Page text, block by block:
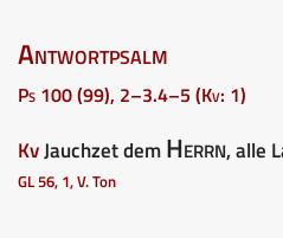
Antwortpsalm
Ps 100 (99), 2–3.4–5 (Kv: 1)
KvJauchzet demHerrn, alle
GL 56, 1, V. Ton